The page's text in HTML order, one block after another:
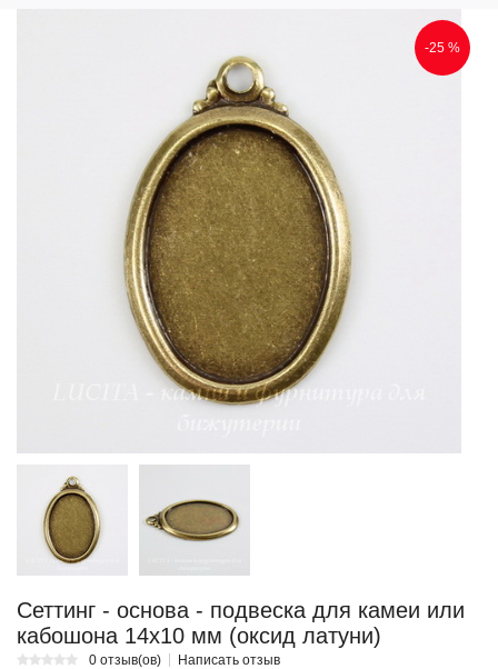
-25 %
Сеттинг - основа - подвеска для камеи или
кабошона 14х10 мм (оксид латуни)
0 отзыв(ов) Написать отзыв